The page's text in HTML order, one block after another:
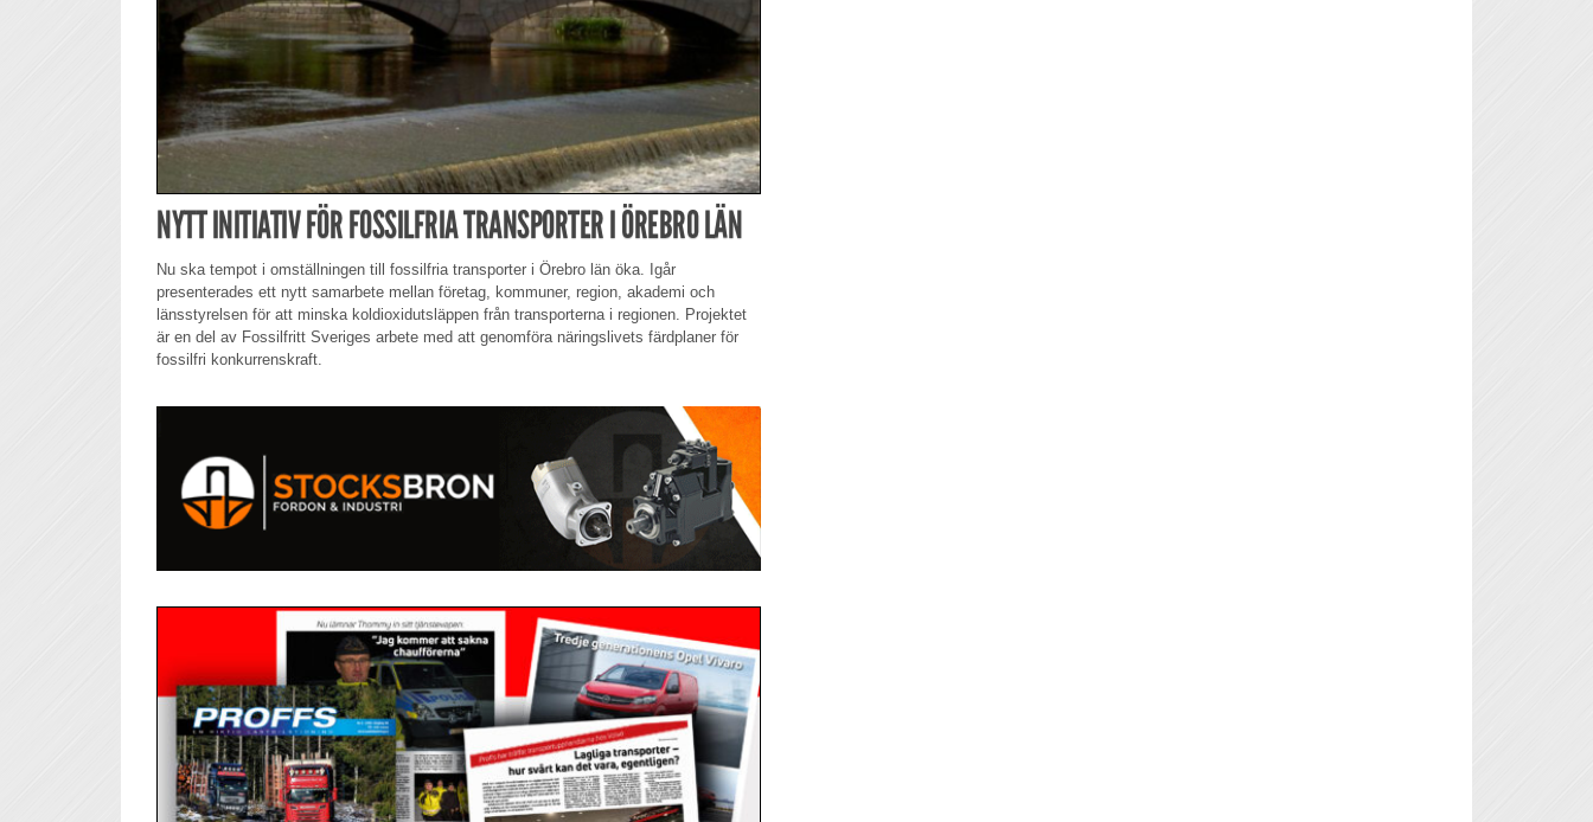
NYTT INITIATIV FÖR FOSSILFRIA TRANSPORTER I ÖREBRO LÄN
Nu ska tempot i omställningen till fossilfria transporter i Örebro län öka. Igår
presenterades ett nytt samarbete mellan företag, kommuner, region, akademi och
länsstyrelsen för att minska koldioxidutsläppen från transporterna i regionen. Projektet
är en del av Fossilfritt Sveriges arbete med att genomföra näringslivets färdplaner för
fossilfri konkurrenskraft.